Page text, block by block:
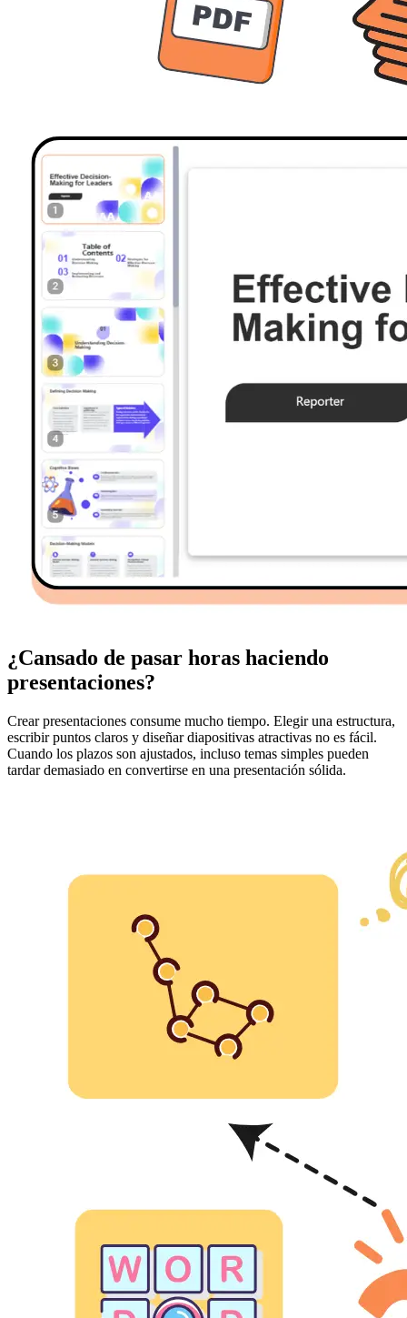
¿Cansado de pasar horas haciendo
presentaciones?
Crear presentaciones consume mucho tiempo. Elegir una estructura,
escribir puntos claros y diseñar diapositivas atractivas no es fácil.
Cuando los plazos son ajustados, incluso temas simples pueden
tardar demasiado en convertirse en una presentación sólida.